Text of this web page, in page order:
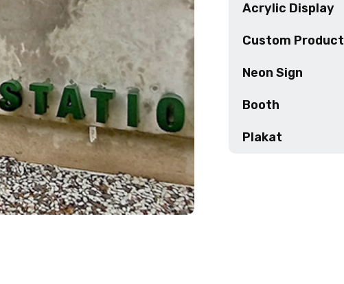
Acrylic Display
Custom Product
Neon Sign
Booth
Plakat